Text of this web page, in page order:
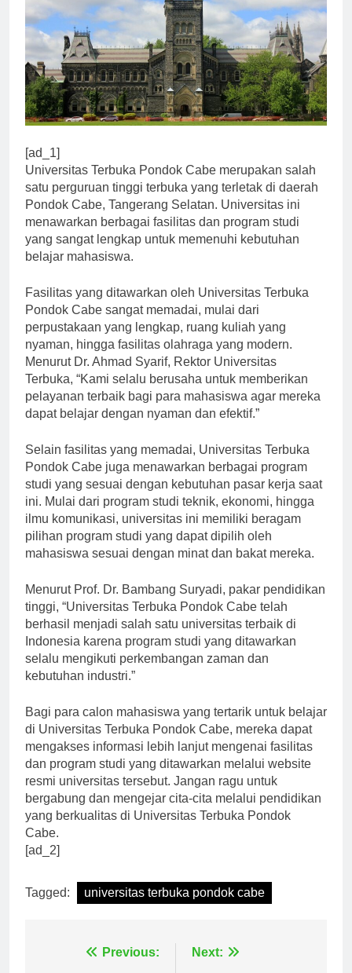
[ad_1]
Universitas Terbuka Pondok Cabe merupakan salah
satu perguruan tinggi terbuka yang terletak di daerah
Pondok Cabe, Tangerang Selatan. Universitas ini
menawarkan berbagai fasilitas dan program studi
yang sangat lengkap untuk memenuhi kebutuhan
belajar mahasiswa.
Fasilitas yang ditawarkan oleh Universitas Terbuka
Pondok Cabe sangat memadai, mulai dari
perpustakaan yang lengkap, ruang kuliah yang
nyaman, hingga fasilitas olahraga yang modern.
Menurut Dr. Ahmad Syarif, Rektor Universitas
Terbuka, “Kami selalu berusaha untuk memberikan
pelayanan terbaik bagi para mahasiswa agar mereka
dapat belajar dengan nyaman dan efektif.”
Selain fasilitas yang memadai, Universitas Terbuka
Pondok Cabe juga menawarkan berbagai program
studi yang sesuai dengan kebutuhan pasar kerja saat
ini. Mulai dari program studi teknik, ekonomi, hingga
ilmu komunikasi, universitas ini memiliki beragam
pilihan program studi yang dapat dipilih oleh
mahasiswa sesuai dengan minat dan bakat mereka.
Menurut Prof. Dr. Bambang Suryadi, pakar pendidikan
tinggi, “Universitas Terbuka Pondok Cabe telah
berhasil menjadi salah satu universitas terbaik di
Indonesia karena program studi yang ditawarkan
selalu mengikuti perkembangan zaman dan
kebutuhan industri.”
Bagi para calon mahasiswa yang tertarik untuk belajar
di Universitas Terbuka Pondok Cabe, mereka dapat
mengakses informasi lebih lanjut mengenai fasilitas
dan program studi yang ditawarkan melalui website
resmi universitas tersebut. Jangan ragu untuk
bergabung dan mengejar cita-cita melalui pendidikan
yang berkualitas di Universitas Terbuka Pondok
Cabe.
[ad_2]
Tagged: universitas terbuka pondok cabe
NavigasiPrevious: Next: